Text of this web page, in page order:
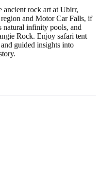
ancient rock art at Ubirr,
and Motor Car Falls, if
natural infinity pools, and
Rock. Enjoy safari tent
guided insights into